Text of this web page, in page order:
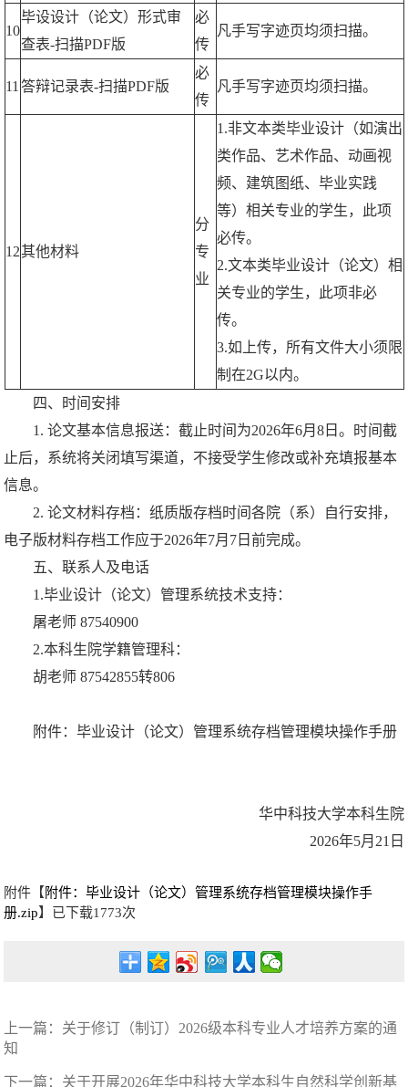
10
毕设设计（论文）形式审
查表-扫描PDF版
必
传
凡手写字迹页均须扫描。
11 答辩记录表-扫描PDF版
必
传
凡手写字迹页均须扫描。
12其他材料
分
专
业
1.非文本类毕业设计（如演出
类作品、艺术作品、动画视
频、建筑图纸、毕业实践
等）相关专业的学生，此项
必传。
2.文本类毕业设计（论文）相
关专业的学生，此项非必
传。
3.如上传，所有文件大小须限
制在2G以内。
四、时间安排
1. 论文基本信息报送：截止时间为2026年6月8日。时间截
止后，系统将关闭填写渠道，不接受学生修改或补充填报基本
信息。
2. 论文材料存档：纸质版存档时间各院（系）自行安排，
电子版材料存档工作应于2026年7月7日前完成。
五、联系人及电话
1.毕业设计（论文）管理系统技术支持：
屠老师 87540900
2.本科生院学籍管理科：
胡老师 87542855转806
附件：毕业设计（论文）管理系统存档管理模块操作手册
华中科技大学本科生院
2026年5月21日
附件【 附件：毕业设计（论文）管理系统存档管理模块操作手
册.zip】已下载1773次
上一篇： 关于修订（制订）2026级本科专业人才培养方案的通
知
下一篇： 关于开展2026年华中科技大学本科生自然科学创新基